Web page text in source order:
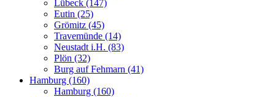
Lübeck (147)
Eutin (25)
Grömitz (45)
Travemünde (14)
Neustadt i.H. (83)
Plön (32)
Burg auf Fehmarn (41)
Hamburg (160)
Hamburg (160)